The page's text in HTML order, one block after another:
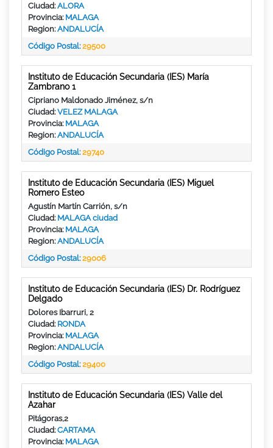
Ciudad:ALORA
Provincia: MALAGA
Region:ANDALUCÍA
Código Postal:29500
Instituto de Educación Secundaria (IES) María
Zambrano 1
Cipriano Maldonado Jiménez, s/n
Ciudad:VELEZ MALAGA
Provincia: MALAGA
Region:ANDALUCÍA
Código Postal:29740
Instituto de Educación Secundaria (IES) Miguel
Romero Esteo
Agustín Martín Carrión, s/n
Ciudad: MALAGA ciudad
Provincia: MALAGA
Region:ANDALUCÍA
Código Postal:29006
Instituto de Educación Secundaria (IES) Dr. Rodríguez
Delgado
Dolores Ibarruri, 2
Ciudad: RONDA
Provincia: MALAGA
Region:ANDALUCÍA
Código Postal:29400
Instituto de Educación Secundaria (IES) Valle del
Azahar
Pitágoras,2
Ciudad:CARTAMA
Provincia: MALAGA